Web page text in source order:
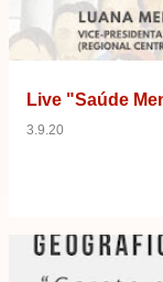
Live "Saúde
3.9.20